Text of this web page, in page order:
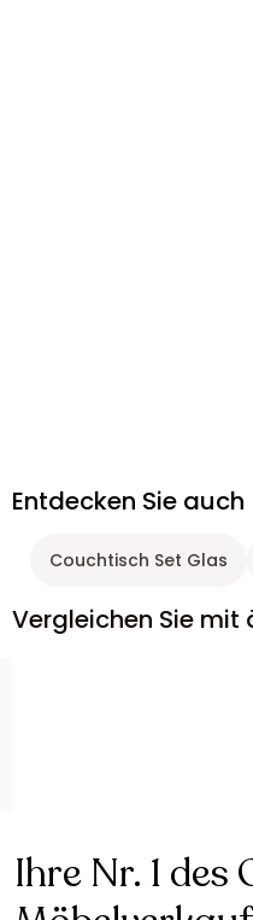
Entdecken Sie auch
Couchtisch Set Glas
Vergleichen Sie mit
Ihre Nr. 1 des